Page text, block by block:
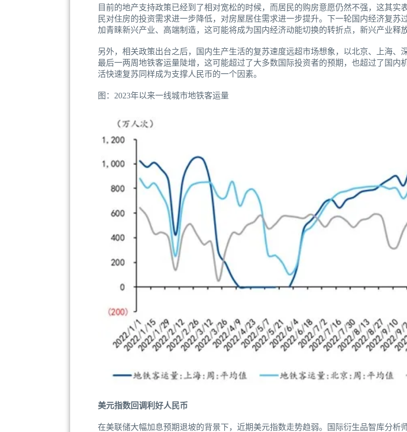
目前的地产支持政策已经到了相对宽松的时候，而居民的购房意愿仍然不强，这其实
民对住房的投资需求进一步降低，对房屋居住需求进一步提升。下一轮国内经济复苏
加青睐新兴产业、高端制造，这可能将成为国内经济动能切换的转折点，新兴产业释
另外，相关政策出台之后，国内生产生活的复苏速度远超市场想象，以北京、上海、
最后一两周地铁客运量陡增，这可能超过了大多数国际投资者的预期，也超过了国内
活快速复苏同样成为支撑人民币的一个因素。
图：2023年以来一线城市地铁客运量
美元指数回调利好人民币
在美联储大幅加息预期退坡的背景下，近期美元指数走势趋弱。国际衍生品智库分析